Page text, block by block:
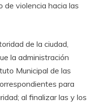
de violencia hacia las
de la ciudad,
la administración
Municipal de las
para
al finalizar las y los